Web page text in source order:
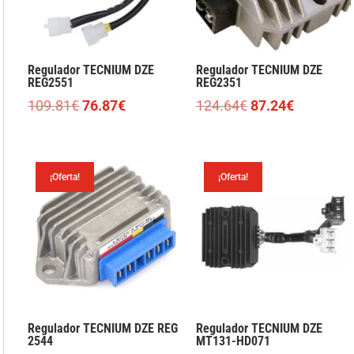
Regulador TECNIUM DZE
REG2551
109.81€El
era:
109.81€.
76.87€El
es:
76.87€.
Regulador TECNIUM DZE
REG2351
124.64€ El
era:
87.24€El
¡Oferta!
Regulador TECNIUM DZE REG
2544
¡Oferta!
Regulador TECNIUM DZE
MT131-HD071